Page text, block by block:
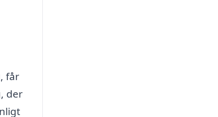
, får
der